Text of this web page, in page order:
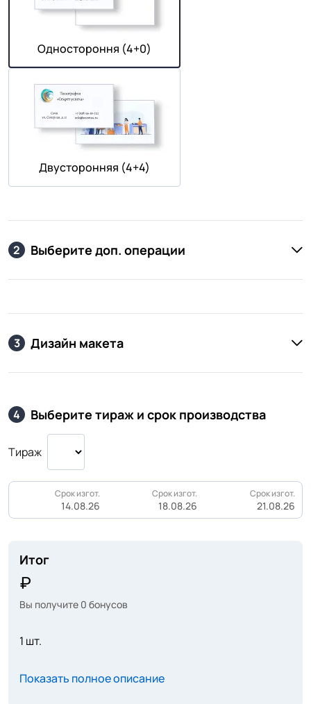
Одностороння (4+0)
Двусторонняя (4+4)
2 Выберите доп. операции
3 Дизайн макета
4 Выберите тираж и срок производства
Тираж
Срок изгот.
14.08.26
Срок изгот.
18.08.26
Срок изгот.
21.08.26
Итог
Вы получите 0 бонусов
1 шт.
Показать полное описание